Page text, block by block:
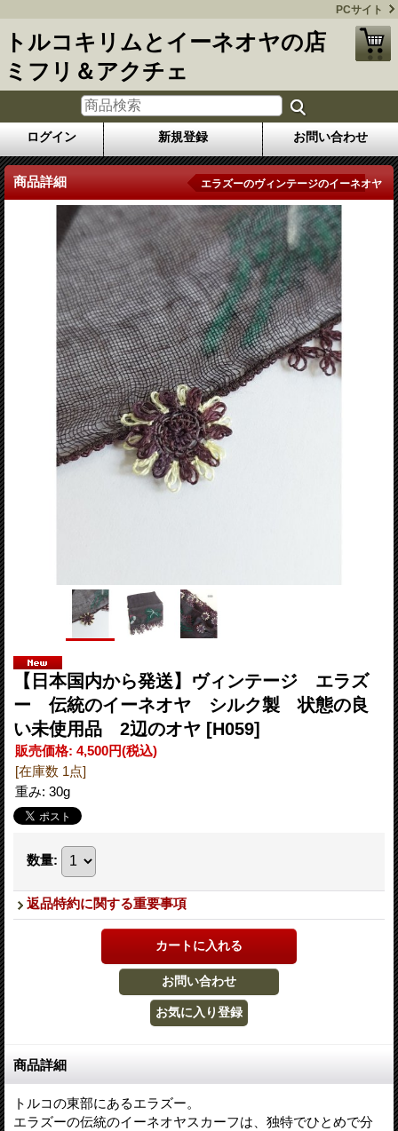
PCサイト
トルコキリムとイーネオヤの店
ミフリ＆アクチェ
ログイン 新規登録 お問い合わせ
商品詳細 エラズーのヴィンテージのイーネオヤ
【日本国内から発送】ヴィンテージ エラズ
ー 伝統のイーネオヤ シルク製 状態の良
い未使用品 2辺のオヤ [H059]
販売価格: 4,500円(税込)
[在庫数 1点]
重み: 30g
数量:
返品特約に関する重要事項
商品詳細
トルコの東部にあるエラズー。
エラズーの伝統のイーネオヤスカーフは、独特でひとめで分